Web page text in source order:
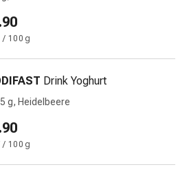
/ 100 g
Drink Yoghurt
g, Heidelbeere
/ 100 g